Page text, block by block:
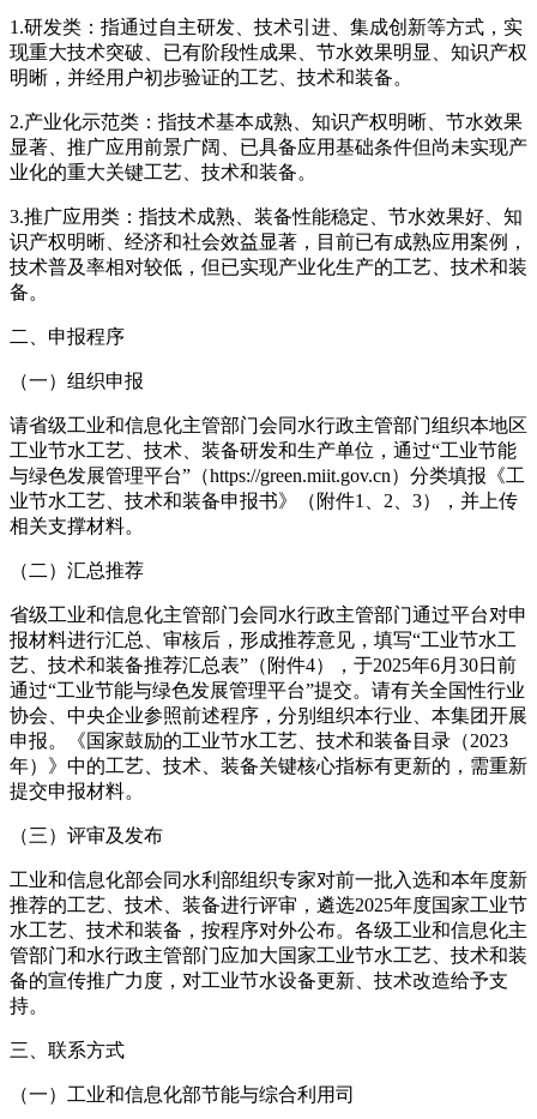
1.研发类：指通过自主研发、技术引进、集成创新等方式，实
现重大技术突破、已有阶段性成果、节水效果明显、知识产权
明晰，并经用户初步验证的工艺、技术和装备。
2.产业化示范类：指技术基本成熟、知识产权明晰、节水效果
显著、推广应用前景广阔、已具备应用基础条件但尚未实现产
业化的重大关键工艺、技术和装备。
3.推广应用类：指技术成熟、装备性能稳定、节水效果好、知
识产权明晰、经济和社会效益显著，目前已有成熟应用案例，
技术普及率相对较低，但已实现产业化生产的工艺、技术和装
备。
二、申报程序
（一）组织申报
请省级工业和信息化主管部门会同水行政主管部门组织本地区
工业节水工艺、技术、装备研发和生产单位，通过“工业节能
与绿色发展管理平台”（https://green.miit.gov.cn）分类填报《工
业节水工艺、技术和装备申报书》（附件1、2、3），并上传
相关支撑材料。
（二）汇总推荐
省级工业和信息化主管部门会同水行政主管部门通过平台对申
报材料进行汇总、审核后，形成推荐意见，填写“工业节水工
艺、技术和装备推荐汇总表”（附件4），于2025年6月30日前
通过“工业节能与绿色发展管理平台”提交。请有关全国性行业
协会、中央企业参照前述程序，分别组织本行业、本集团开展
申报。《国家鼓励的工业节水工艺、技术和装备目录（2023
年）》中的工艺、技术、装备关键核心指标有更新的，需重新
提交申报材料。
（三）评审及发布
工业和信息化部会同水利部组织专家对前一批入选和本年度新
推荐的工艺、技术、装备进行评审，遴选2025年度国家工业节
水工艺、技术和装备，按程序对外公布。各级工业和信息化主
管部门和水行政主管部门应加大国家工业节水工艺、技术和装
备的宣传推广力度，对工业节水设备更新、技术改造给予支
持。
三、联系方式
（一）工业和信息化部节能与综合利用司